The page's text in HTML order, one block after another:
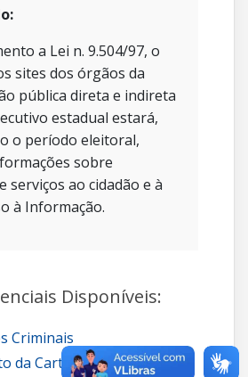
a Lei n. 9.504/97, o
sites dos órgãos da
pública direta e indireta
estadual estará,
o período eleitoral,
sobre
serviços ao cidadão e à
à Informação.
Disponíveis:
Criminais
da Carteira de Identidade